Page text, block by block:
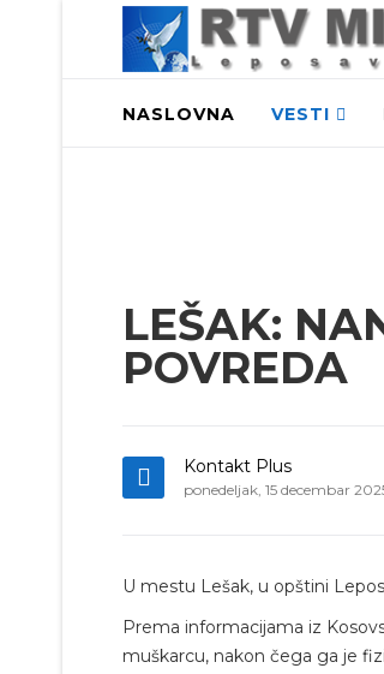
NASLOVNA VESTI
LEŠAK:
POVREDA
Kontakt Plus
ponedeljak, 15 decembar
U mestu Lešak, u opštini
Prema informacijama iz
muškarcu, nakon čega ga je